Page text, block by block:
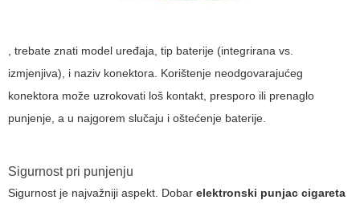
, trebate znati model uređaja, tip baterije (integrirana vs.
izmjenjiva), i naziv konektora. Korištenje neodgovarajućeg
konektora može uzrokovati loš kontakt, presporo ili prenaglo
punjenje, a u najgorem slučaju i oštećenje baterije.
Sigurnost pri punjenju
Sigurnost je najvažniji aspekt. Dobar elektronski punjac cigareta